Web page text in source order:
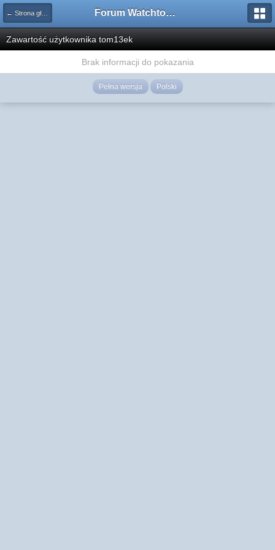
← Strona główna Forum Watchtower
Zawartość użytkownika tom13ek
Brak informacji do pokazania
Pełna wersja Polski